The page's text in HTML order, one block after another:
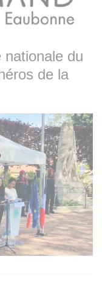
nationale du
de la